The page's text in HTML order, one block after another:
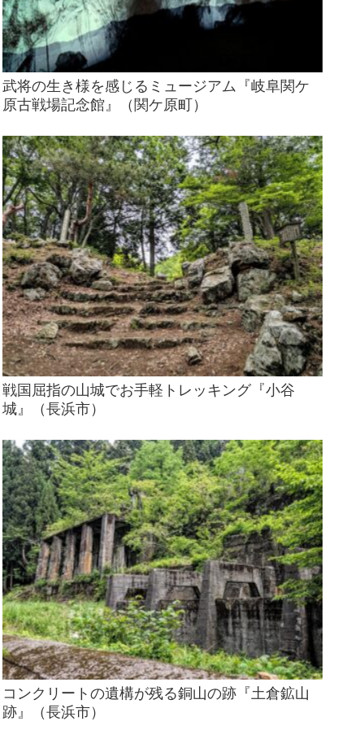
武将の生き様を感じるミュージアム『岐阜関ケ
原古戦場記念館』（関ケ原町）
戦国屈指の山城でお手軽トレッキング『小谷
城』（長浜市）
コンクリートの遺構が残る銅山の跡『土倉鉱山
跡』（長浜市）